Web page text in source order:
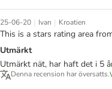
25-06-20 | Ivan | Kroatien
This is a stars rating area
Utmärkt
Utmärkt nät, har haft det i 5
Denna recension har översatts.